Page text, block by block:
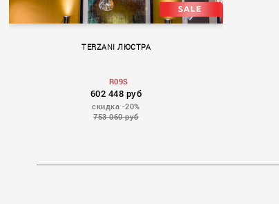
TERZANI ЛЮСТРА
R09S
602 448 руб
скидка -20%
753 060 руб